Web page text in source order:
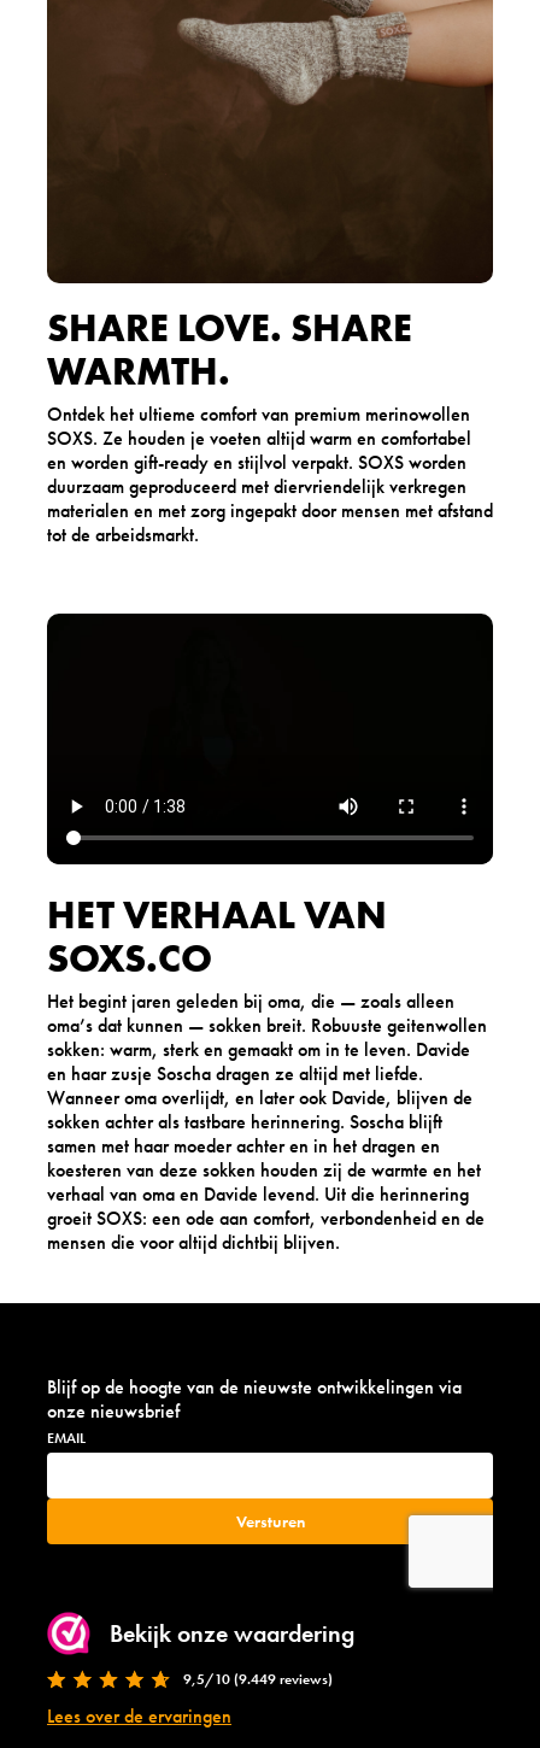
SHARE LOVE. SHARE
WARMTH.
Ontdek het ultieme comfort van premium merinowollen
SOXS. Ze houden je voeten altijd warm en comfortabel
en worden gift-ready en stijlvol verpakt. SOXS worden
duurzaam geproduceerd met diervriendelijk verkregen
materialen en met zorg ingepakt door mensen met afstand
tot de arbeidsmarkt.
HET VERHAAL VAN
SOXS.CO
Het begint jaren geleden bij oma, die — zoals alleen
oma’s dat kunnen — sokken breit. Robuuste geitenwollen
sokken: warm, sterk en gemaakt om in te leven. Davide
en haar zusje Soscha dragen ze altijd met liefde.
Wanneer oma overlijdt, en later ook Davide, blijven de
sokken achter als tastbare herinnering. Soscha blijft
samen met haar moeder achter en in het dragen en
koesteren van deze sokken houden zij de warmte en het
verhaal van oma en Davide levend. Uit die herinnering
groeit SOXS: een ode aan comfort, verbondenheid en de
mensen die voor altijd dichtbij blijven.
Blijf op de hoogte van de nieuwste ontwikkelingen via
onze nieuwsbrief
Bekijk onze waardering
9,5/10 (9.449 reviews)
Lees over de ervaringen